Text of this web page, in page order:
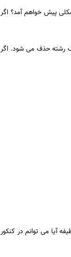
پیش خواهم آمد؟ اگر
رشته حذف می شود. اگر
آیا می توانم در کنکور